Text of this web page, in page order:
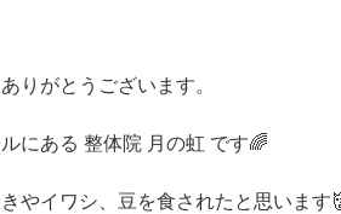
りがとうございます。
にある 整体院 月の虹 です🌈
やイワシ、豆を食されたと思います